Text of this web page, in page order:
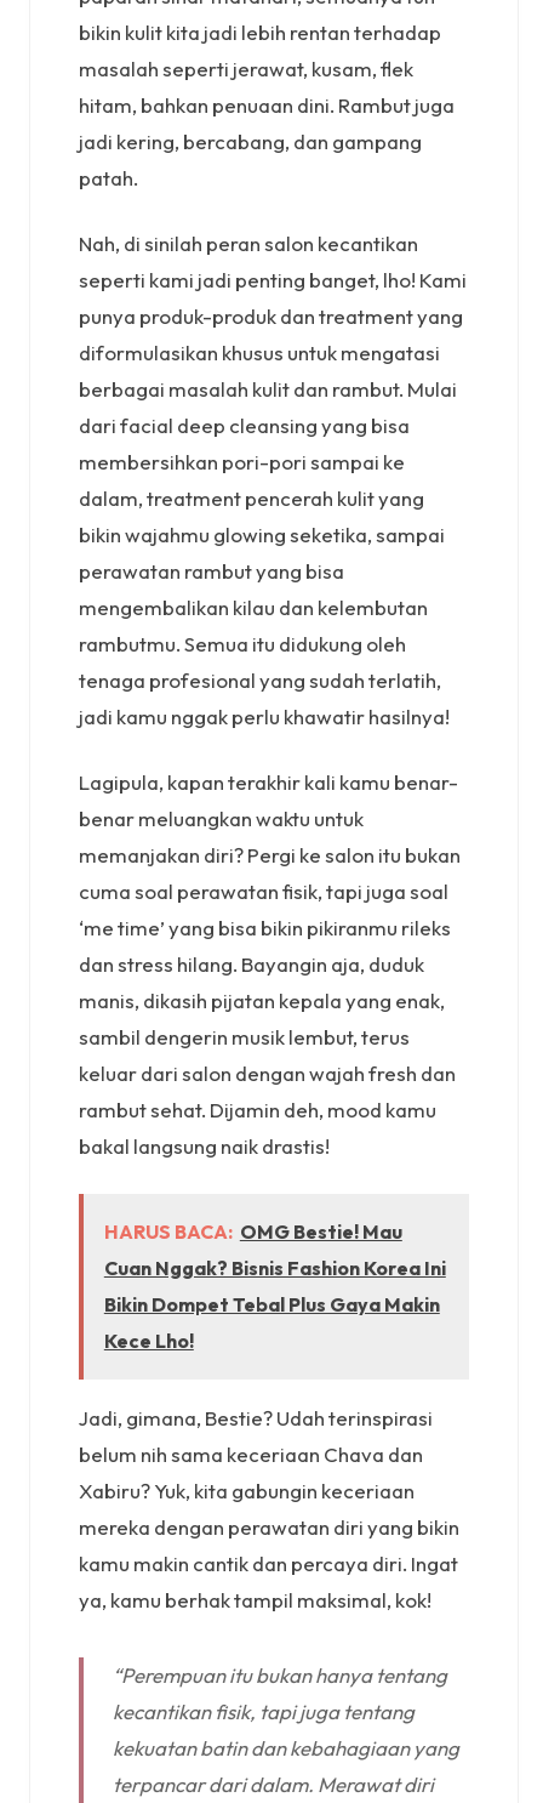
bikin kulit kita jadi lebih rentan terhadap
masalah seperti jerawat, kusam, flek
hitam, bahkan penuaan dini. Rambut juga
jadi kering, bercabang, dan gampang
patah.
Nah, di sinilah peran salon kecantikan
seperti kami jadi penting banget, lho! Kami
punya produk-produk dan treatment yang
diformulasikan khusus untuk mengatasi
berbagai masalah kulit dan rambut. Mulai
dari facial deep cleansing yang bisa
membersihkan pori-pori sampai ke
dalam, treatment pencerah kulit yang
bikin wajahmu glowing seketika, sampai
perawatan rambut yang bisa
mengembalikan kilau dan kelembutan
rambutmu. Semua itu didukung oleh
tenaga profesional yang sudah terlatih,
jadi kamu nggak perlu khawatir hasilnya!
Lagipula, kapan terakhir kali kamu benar-
benar meluangkan waktu untuk
memanjakan diri? Pergi ke salon itu bukan
cuma soal perawatan fisik, tapi juga soal
‘me time’ yang bisa bikin pikiranmu rileks
dan stress hilang. Bayangin aja, duduk
manis, dikasih pijatan kepala yang enak,
sambil dengerin musik lembut, terus
keluar dari salon dengan wajah fresh dan
rambut sehat. Dijamin deh, mood kamu
bakal langsung naik drastis!
HARUS BACA: OMG Bestie! Mau
Cuan Nggak? Bisnis Fashion Korea Ini
Bikin Dompet Tebal Plus Gaya Makin
Kece Lho!
Jadi, gimana, Bestie? Udah terinspirasi
belum nih sama keceriaan Chava dan
Xabiru? Yuk, kita gabungin keceriaan
mereka dengan perawatan diri yang bikin
kamu makin cantik dan percaya diri. Ingat
ya, kamu berhak tampil maksimal, kok!
“Perempuan itu bukan hanya tentang
kecantikan fisik, tapi juga tentang
kekuatan batin dan kebahagiaan yang
terpancar dari dalam. Merawat diri